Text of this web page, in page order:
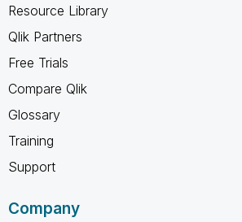
Resource Library
Qlik Partners
Free Trials
Compare Qlik
Glossary
Training
Support
Company